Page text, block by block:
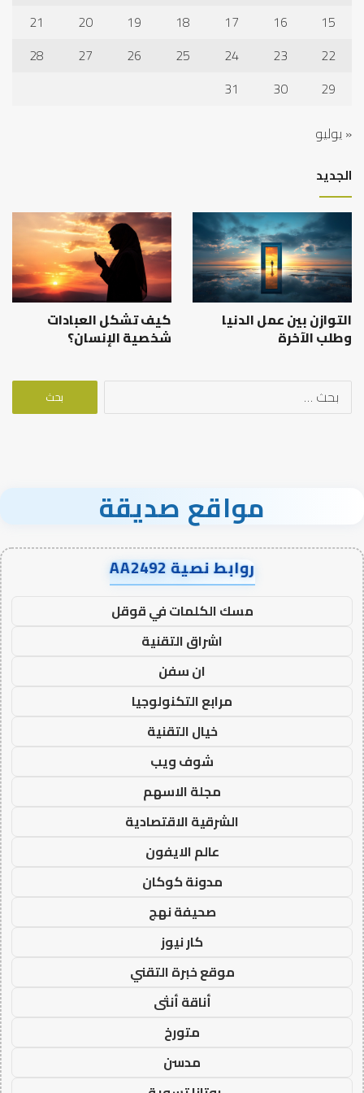
15
16
17
18
19
20
21
22
23
24
25
26
27
28
29
30
31
« يوليو
الجديد
التوازن بين عمل الدنيا
وطلب الآخرة
كيف تشكل العبادات
شخصية الإنسان؟
البحث
مواقع صديقة
روابط نصية AA2492
مسك الكلمات في قوقل
اشراق التقنية
ان سفن
مرابع التكنولوجيا
خيال التقنية
شوف ويب
مجلة الاسهم
الشرقية الاقتصادية
عالم الايفون
مدونة كوكان
صحيفة نهج
كار نيوز
موقع خبرة التقني
أناقة أنثى
متورخ
مدسن